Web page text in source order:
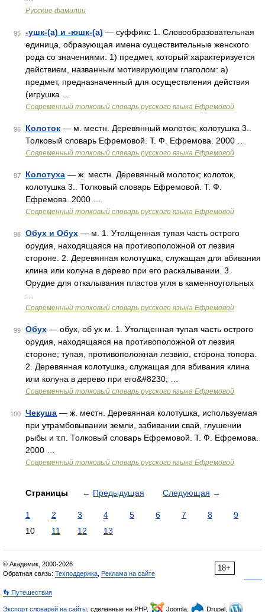
Русские фамилии
95 -ушк-(а) и -юшк-(а) — суффикс 1. Словообразовательная
единица, образующая имена существительные женского
рода со значениями: 1) предмет, который характеризуется
действием, названным мотивирующим глаголом: а)
предмет, предназначенный для осуществления действия
(игрушка …
Современный толковый словарь русского языка Ефремовой
96 Колоток — м. местн. Деревянный молоток; колотушка 3..
Толковый словарь Ефремовой. Т. Ф. Ефремова. 2000 …
Современный толковый словарь русского языка Ефремовой
97 Колотуха — ж. местн. Деревянный молоток; колоток,
колотушка 3.. Толковый словарь Ефремовой. Т. Ф.
Ефремова. 2000 …
Современный толковый словарь русского языка Ефремовой
98 Обух и Обух — м. 1. Утолщенная тупая часть острого
орудия, находящаяся на противоположной от лезвия
стороне. 2. Деревянная колотушка, служащая для вбивания
клина или колуна в дерево при его раскалывании. 3.
Орудие для откалывания пластов угля в каменноугольных
Современный толковый словарь русского языка Ефремовой
99 Обух — обух, об ух м. 1. Утолщенная тупая часть острого
орудия, находящаяся на противоположной от лезвия
стороне; тупая, противоположная лезвию, сторона топора.
2. Деревянная колотушка, служащая для вбивания клина
или колуна в дерево при его&#8230; …
Современный толковый словарь русского языка Ефремовой
100 Чекуша — ж. местн. Деревянная колотушка, используемая
при утрамбовывании земли, забивании свай, глушении
рыбы и т.п. Толковый словарь Ефремовой. Т. Ф. Ефремова.
2000 …
Современный толковый словарь русского языка Ефремовой
Страницы ← Предыдущая Следующая →
1 2 3 4 5 6 7 8
9
10
11 12 13
18+
© Академик, 2000-2026
Обратная связь: Техподдержка Реклама на сайте
👣 Путешествия
Экспорт словарей на сайты , сделанные на PHP, Joomla, Drupal,